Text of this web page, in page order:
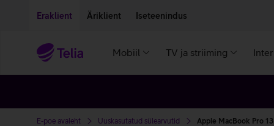
Eraklient Äriklient Iseteenindus
Mobiil TV ja striiming
E-poe avaleht Uuskasutatud sülearvutid Apple MacBook Pro